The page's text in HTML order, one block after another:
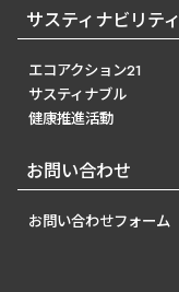
サスティナビリティ
エコアクション21
サスティナブル
健康推進活動
お問い合わせ
お問い合わせフォーム